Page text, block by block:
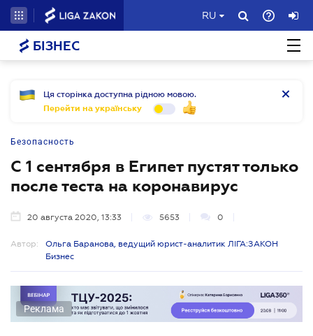
RU
БІЗНЕС
Ця сторінка доступна рідною мовою.
Перейти на українську
Безопасность
С 1 сентября в Египет пустят только
после теста на коронавирус
20 августа 2020, 13:33 5653 0
Автор:
Ольга Баранова, ведущий юрист-аналитик ЛІГА:ЗАКОН
Бизнес
Реклама